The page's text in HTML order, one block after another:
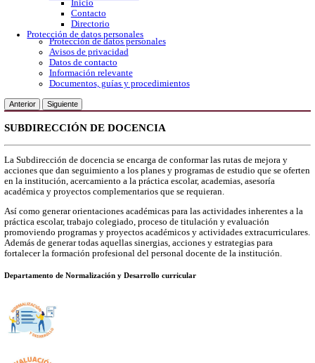
Protección de Datos Personales
Acceso a la información
Datos abiertos
Denuncias por incumplimiento
Apertura gubernamental
Buzón de quejas
Direcciones
Dirección Académica
Subdirección de Docencia
Planes y Programas de Estudio
Dirección Administrativa
Inicio
Información de trámites
Directorio
Contacto
Publicaciones
Dirección de Desarrollo
Inicio
Contacto
Protección de datos personales